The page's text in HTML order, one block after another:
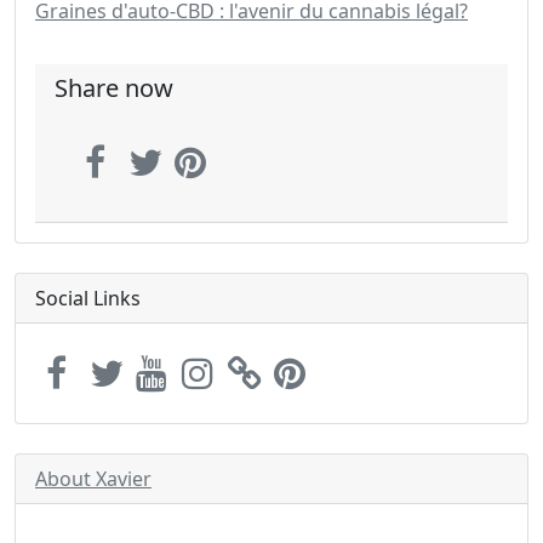
Graines d'auto-CBD : l'avenir du cannabis légal?
Share now
Social Links
About Xavier